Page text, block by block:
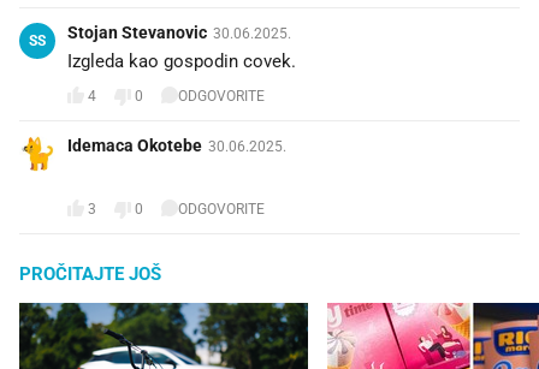
SS Stojan Stevanovic 30.06.2025.
Izgleda kao gospodin covek.
4 0 ODGOVORITE
Idemaca Okotebe 30.06.2025.
3 0 ODGOVORITE
PROČITAJTE JOŠ